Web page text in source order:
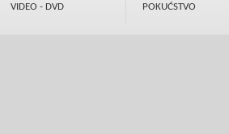
VIDEO - DVD
POKUĆSTVO